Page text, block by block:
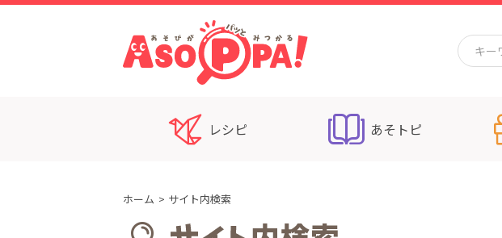
レシピ あそトピ
ホーム サイト内検索